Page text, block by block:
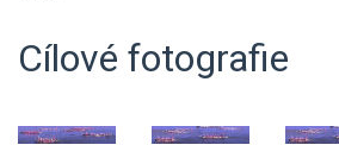
Cílové fotografie